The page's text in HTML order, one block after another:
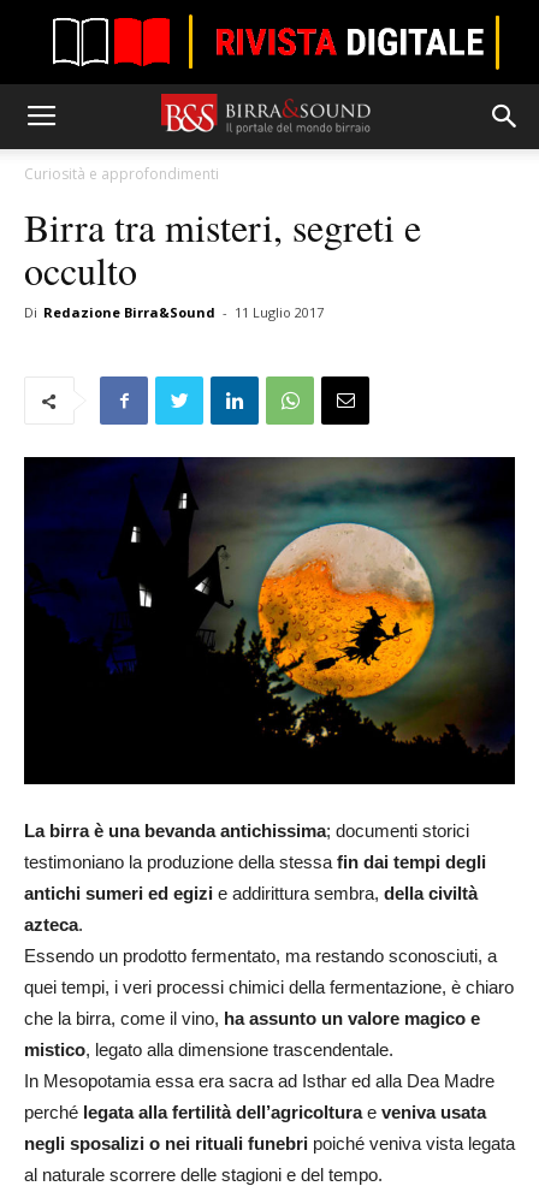
Curiosità e approfondimenti
Birra tra misteri, segreti e
occulto
Di Redazione Birra&Sound - 11 Luglio 2017
La birra è una bevanda antichissima; documenti storici
testimoniano la produzione della stessa fin dai tempi degli
antichi sumeri ed egizi e addirittura sembra, della civiltà
azteca.
Essendo un prodotto fermentato, ma restando sconosciuti, a
quei tempi, i veri processi chimici della fermentazione, è chiaro
che la birra, come il vino, ha assunto un valore magico e
mistico, legato alla dimensione trascendentale.
In Mesopotamia essa era sacra ad Isthar ed alla Dea Madre
perché legata alla fertilità dell’agricolturae veniva usata
negli sposalizi o nei rituali funebri poiché veniva vista legata
al naturale scorrere delle stagioni e del tempo.